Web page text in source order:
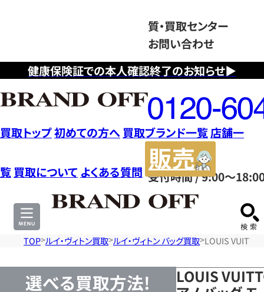
健康保険証での本人確認終了のお知らせ▶
質・買取センター
お問い合わせ
フ
リ
ー
ダ
イ
ヤ
ル
0120604117
受付時間 / 9:00～
買取トップ初めての方へ 買取ブランド一覧店舗一
覧 買取について よくある質問
サ
TOP ルイ・ヴィトン買取 ルイ・ヴィトン バッグ買取 LOUIS
選べる買取方法!
LOUIS